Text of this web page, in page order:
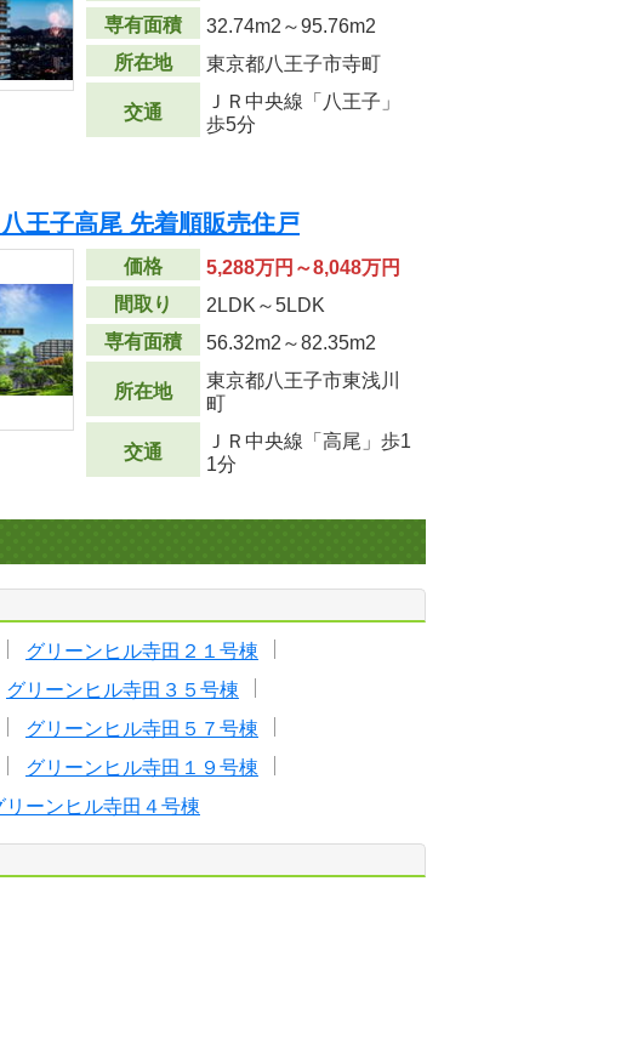
専有面積
32.74m2 ～95.76m2
所在地
東京都八王子市寺町
交通
ＪＲ中央線「八王子」
歩5分
王子高尾 先着順販売住戸
価格
5,288万円～8,048万円
間取り
2LDK～5LDK
専有面積
56.32m2 ～82.35m2
所在地
東京都八王子市東浅川
町
交通
ＪＲ中央線「高尾」歩1
1分
グリーンヒル寺田２１号棟
グリーンヒル寺田３５号棟
グリーンヒル寺田５７号棟
グリーンヒル寺田１９号棟
リーンヒル寺田４号棟